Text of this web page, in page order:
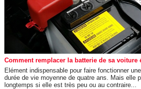
Comment remplacer la batterie de sa voiture
Elément indispensable pour faire fonctionner
durée de vie moyenne de quatre ans. Mais elle
longtemps si elle est très peu ou au contraire...